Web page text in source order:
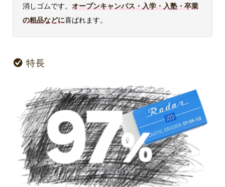
消しゴムです。 オープンキャンパス・入学・入塾・卒業
の粗品などに喜ばれます。
特長